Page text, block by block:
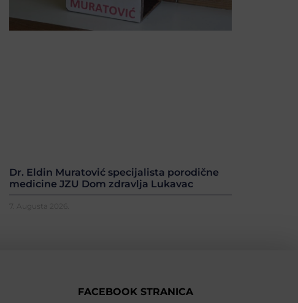
Dr. Eldin Muratović specijalista porodične
medicine JZU Dom zdravlja Lukavac
7. Augusta 2026.
FACEBOOK STRANICA